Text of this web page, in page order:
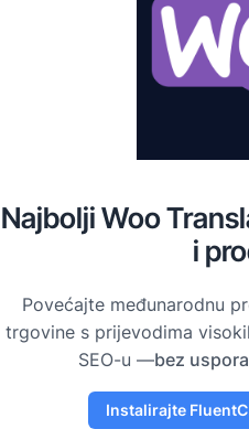
Najbolji Woo
i
Povećajte međunarodnu
trgovine s prijevodima
SEO-u —bez
Instalirajte